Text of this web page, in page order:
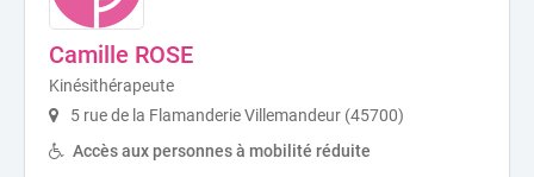
Camille ROSE
Kinésithérapeute
5 rue de la Flamanderie Villemandeur (45700)
Accès aux personnes à mobilité réduite